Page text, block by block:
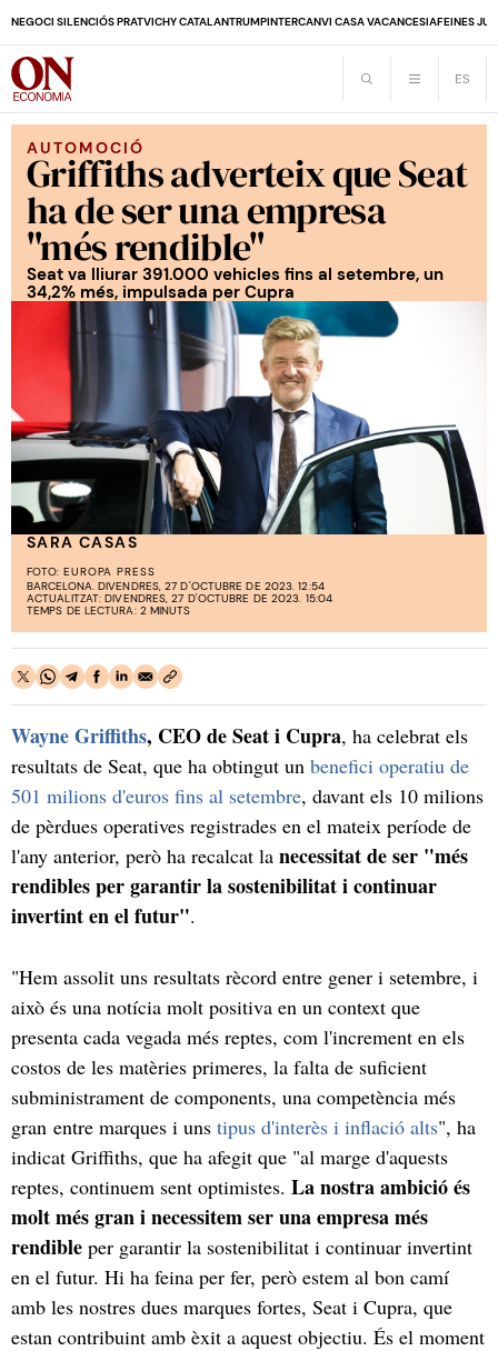
NEGOCI SILENCIÓS PRATVICHY CATALANTRUMPINTERCANVI CASA VACANCESIAFEINES
AUTOMOCIÓ
Griffiths adverteix que Seat
ha de ser una empresa
"més rendible"
Seat va lliurar 391.000 vehicles fins al setembre, un
34,2% més, impulsada per Cupra
SARA CASAS
FOTO: EUROPA PRESS
BARCELONA. DIVENDRES, 27 D'OCTUBRE DE 2023. 12:54
ACTUALITZAT: DIVENDRES, 27 D'OCTUBRE DE 2023. 15:04
TEMPS DE LECTURA: 2 MINUTS
Wayne Griffiths, CEO de Seat i Cupra, ha celebrat els
resultats de Seat, que ha obtingut un benefici operatiu de
501 milions d'euros fins al setembre, davant els 10 milions
de pèrdues operatives registrades en el mateix període de
l'any anterior, però ha recalcat la necessitat de ser "més
rendibles per garantir la sostenibilitat i continuar
invertint en el futur".
"Hem assolit uns resultats rècord entre gener i setembre, i
això és una notícia molt positiva en un context que
presenta cada vegada més reptes, com l'increment en els
costos de les matèries primeres, la falta de suficient
subministrament de components, una competència més
gran entre marques i uns tipus d'interès i inflació alts", ha
indicat Griffiths, que ha afegit que "al marge d'aquests
reptes, continuem sent optimistes. La nostra ambició és
molt més gran i necessitem ser una empresa més
rendible per garantir la sostenibilitat i continuar invertint
en el futur. Hi ha feina per fer, però estem al bon camí
amb les nostres dues marques fortes, Seat i Cupra, que
estan contribuint amb èxit a aquest objectiu. És el moment